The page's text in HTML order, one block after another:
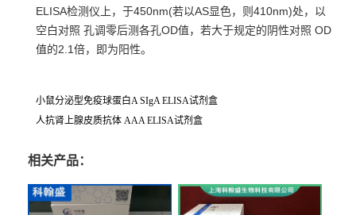
ELISA检测仪上，于450nm(若以AS显色，则410nm)处，以
空白对照 孔调零后测各孔OD值，若大于规定的阴性对照 OD
值的2.1倍，即为阳性。
小鼠分泌型免疫球蛋白A SIgA ELISA试剂盒
人抗肾上腺皮质抗体 AAA ELISA试剂盒
相关产品：